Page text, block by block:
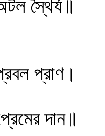
স্থৈর্য॥
প্রাণ।
দান॥